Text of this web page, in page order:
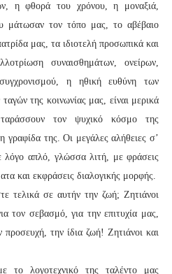
η φθορά του χρόνου, η μοναξιά,
μάτωσαν τον τόπο μας, το αβέβαιο
μας, τα ιδιοτελή προσωπικά και
συναισθημάτων, ονείρων,
η ηθική ευθύνη των
της κοινωνίας μας, είναι μερικά
τον ψυχικό κόσμο της
γραφίδα της. Οι μεγάλες αλήθειες σ’
λόγο απλό, γλώσσα λιτή, με φράσεις
και εκφράσεις διαλογικής μορφής.
τελικά σε αυτήν την ζωή; Ζητιάνοι
τον σεβασμό, για την επιτυχία μας,
την ίδια ζωή! Ζητιάνοι και
το λογοτεχνικό της ταλέντο μας